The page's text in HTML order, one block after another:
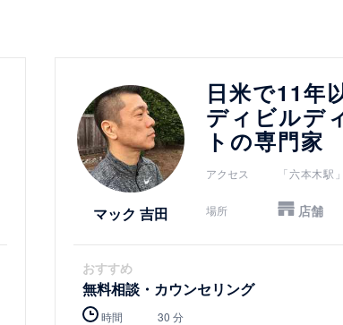
マック 吉田
日米で11年
ディビルデ
トの専門家
アクセス 「六本木駅
場所 店舗
おすすめ
無料相談・カウンセリング
時間 30 分